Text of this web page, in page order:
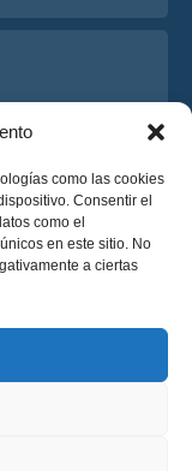
como las cookies
Consentir el
como el
en este sitio. No
a ciertas